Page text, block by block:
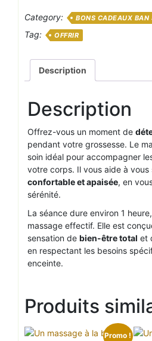
relaxant
pour
enceinte
heure
Category: BONS CADEAUX BAN
Tag: OFFRIR
Description
Description
Offrez-vous un moment de
pendant votre grossesse. Le
soin idéal pour accompagner
votre corps. Il vous aide à vous
confortable et apaisée, en
sérénité.
La séance dure environ 1
massage effectif. Elle est
sensation de bien-être total et
en respectant les besoins
enceinte.
Produits
Promo !